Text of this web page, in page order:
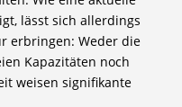
lässt sich allerdings
erbringen: Weder die
Kapazitäten noch
weisen signifikante